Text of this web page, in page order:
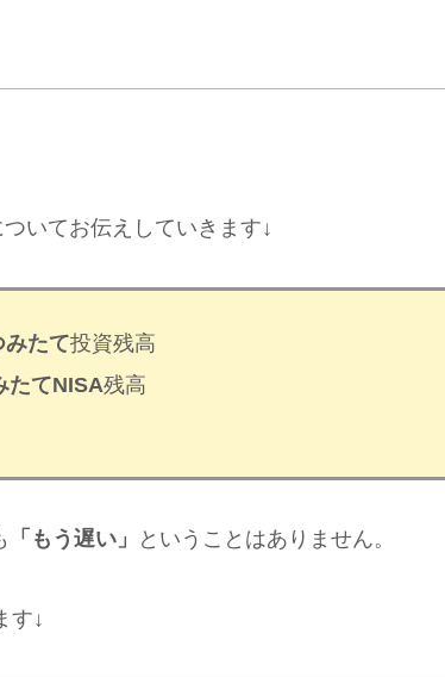
いてお伝えしていきます↓
みたて投資残高
たてNISA残高
「もう遅い」 ということはありません。
す↓